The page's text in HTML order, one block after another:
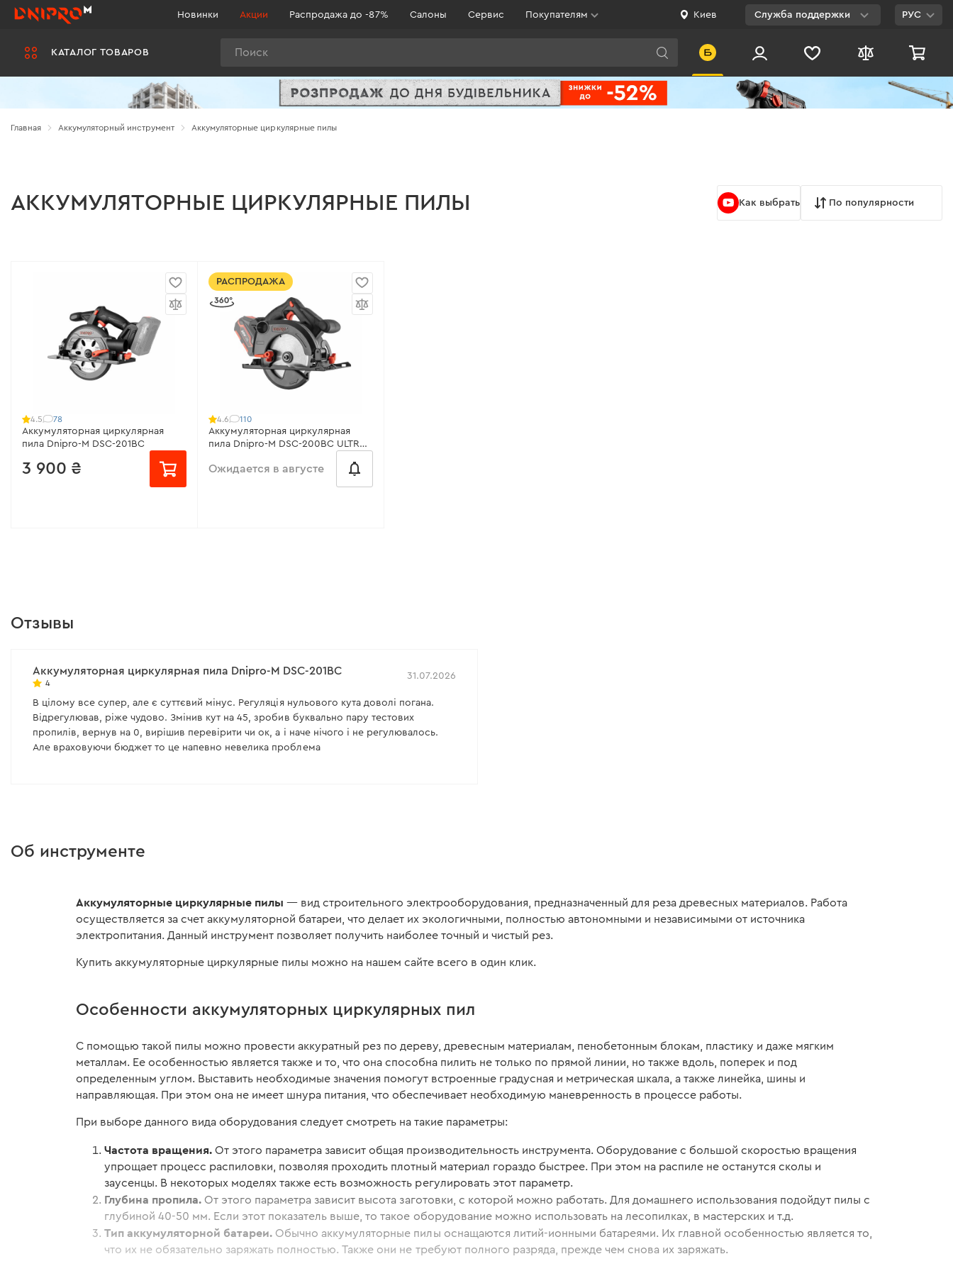
КАТАЛОГ ТОВАРОВ
Новинки Акции Распродажа до -87% Салоны Сервис Покупателям Киев Служба поддержки
0 800 200 500
РУС
Главная Аккумуляторный инструмент Аккумуляторные циркулярные пилы
АККУМУЛЯТОРНЫЕ ЦИРКУЛЯРНЫЕ ПИЛЫ Как выбрать По популярности
4.5 78
Аккумуляторная циркулярная
пила Dnipro-M DSC-201BC
3 900 ₴
Все характеристики>
РАСПРОДАЖА
4.6 110
Аккумуляторная циркулярная
пила Dnipro-M DSC-200BC ULTRA
Ожидается в августе
Все характеристики >
Отзывы
Аккумуляторная циркулярная пила Dnipro-M DSC-201BC
4
31.07.2026
В цілому все супер, але є суттєвий мінус. Регуляція нульового кута доволі погана.
Відрегулював, ріже чудово. Змінив кут на 45, зробив буквально пару тестових
пропилів, вернув на 0, вирішив перевірити чи ок, а і наче нічого і не регулювалось.
Але враховуючи бюджет то це напевно невелика проблема
Об инструменте
Аккумуляторные циркулярные пилы — вид строительного электрооборудования, предназначенный для реза древесных материалов. Работа
осуществляется за счет аккумуляторной батареи, что делает их экологичными, полностью автономными и независимыми от источника
электропитания. Данный инструмент позволяет получить наиболее точный и чистый рез.
Купить аккумуляторные циркулярные пилы можно на нашем сайте всего в один клик.
Особенности аккумуляторных циркулярных пил
С помощью такой пилы можно провести аккуратный рез по дереву, древесным материалам, пенобетонным блокам, пластику и даже мягким
металлам. Ее особенностью является также и то, что она способна пилить не только по прямой линии, но также вдоль, поперек и под
определенным углом. Выставить необходимые значения помогут встроенные градусная и метрическая шкала, а также линейка, шины и
направляющая. При этом она не имеет шнура питания, что обеспечивает необходимую маневренность в процессе работы.
При выборе данного вида оборудования следует смотреть на такие параметры:
Частота вращения. От этого параметра зависит общая производительность инструмента. Оборудование с большой скоростью вращения
упрощает процесс распиловки, позволяя проходить плотный материал гораздо быстрее. При этом на распиле не останутся сколы и
заусенцы. В некоторых моделях также есть возможность регулировать этот параметр.
Глубина пропила. От этого параметра зависит высота заготовки, с которой можно работать. Для домашнего использования подойдут пилы с
глубиной 40-50 мм. Если этот показатель выше, то такое оборудование можно использовать на лесопилках, в мастерских и т.д.
Тип аккумуляторной батареи. Обычно аккумуляторные пилы оснащаются литий-ионными батареями. Их главной особенностью является то,
что их не обязательно заряжать полностью. Также они не требуют полного разряда, прежде чем снова их заряжать.